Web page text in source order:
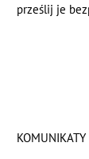
prześlij je